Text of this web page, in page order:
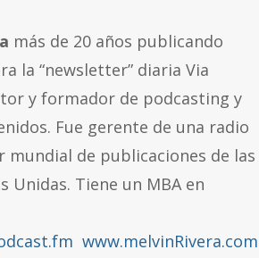
más de 20 años publicando
la “newsletter” diaria Via
y formador de podcasting y
Fue gerente de una radio
de publicaciones de las
Unidas. Tiene un MBA en
www.melvinRivera.com